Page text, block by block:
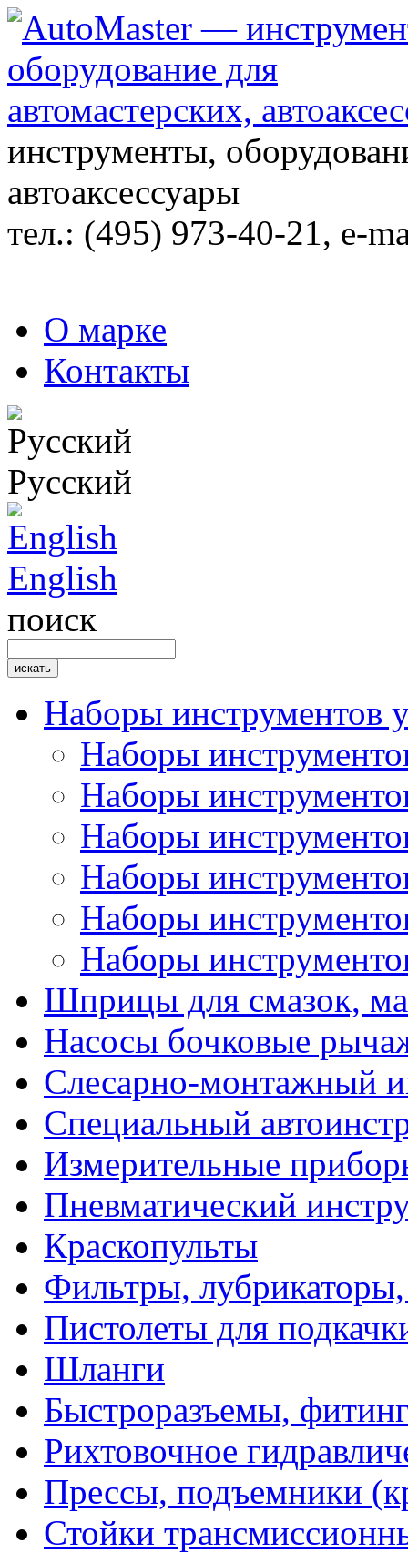
инструменты,
автоаксессуары
тел.: (495) 973-40-21, e-
О марке
Контакты
Русский
English
поиск
Наборы инструментов
Наборы
Наборы
Наборы
Наборы
Наборы
Наборы
Шприцы для смазок,
Насосы бочковые
Слесарно-монтажный
Специальный
Измерительные
Пневматический
Краскопульты
Фильтры,
Пистолеты для
Шланги
Быстроразъемы,
Рихтовочное
Прессы, подъемники
Стойки